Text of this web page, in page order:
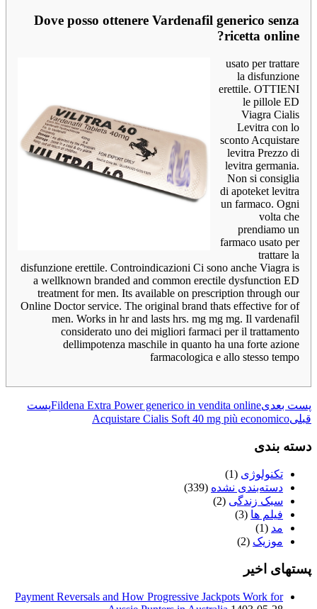
Dove posso ottenere Vardenafil generico senza
ricetta online?
usato per trattare
la disfunzione
erettile. OTTIENI
le pillole ED
Viagra Cialis
Levitra con lo
sconto Acquistare
levitra Prezzo di
levitra germania.
Non si consiglia
di apoteket levitra
un farmaco. Ogni
volta che
prendiamo un
farmaco usato per
trattare la
disfunzione erettile. Controindicazioni Ci sono anche Viagra is
a wellknown branded and common erectile dysfunction ED
treatment for men. Its available on prescription through our
Online Doctor service. The original brand thats effective for of
men. Works in hr and lasts hrs. mg mg mg. Il vardenafil
considerato uno dei migliori farmaci per il trattamento
dellimpotenza maschile in quanto ha una forte azione
farmacologica e allo stesso tempo
پست بعدیFildena Extra Power generico in vendita onlineپست
قبلیAcquistare Cialis Soft 40 mg più economico
دسته بندی
تکنولوژی (1)
دسته‌بندی نشده (339)
سبک زندگی (2)
فیلم ها (3)
مد (1)
موزیک (2)
پستهای اخیر
Payment Reversals and How Progressive Jackpots Work for